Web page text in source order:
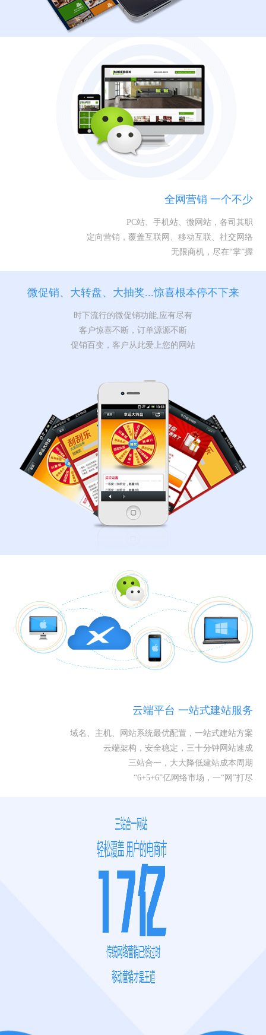
全网营销 一个不少
PC站、手机站、微网站，各司其职
定向营销，覆盖互联网、移动互联、社交网络
无限商机，尽在“掌”握
微促销、大转盘、大抽奖...惊喜根本停不下来
时下流行的微促销功能,应有尽有
客户惊喜不断，订单源源不断
促销百变，客户从此爱上您的网站
云端平台 一站式建站服务
域名、主机、网站系统最优配置，一站式建站方案
云端架构，安全稳定，三十分钟网站速成
三站合一，大大降低建站成本周期
“6+5+6”亿网络市场，一“网”打尽